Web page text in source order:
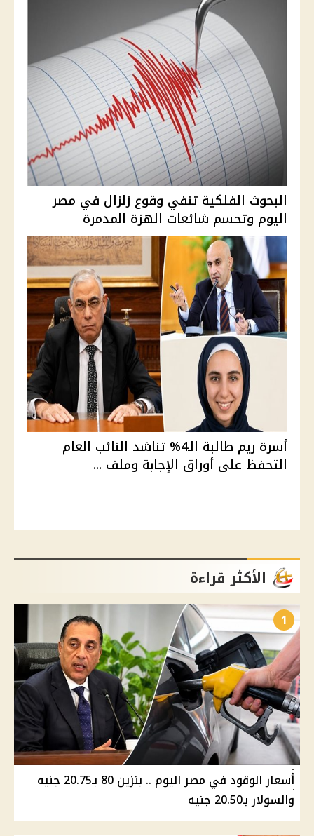
البحوث الفلكية تنفي وقوع زلزال في مصر
اليوم وتحسم شائعات الهزة المدمرة
أسرة ريم طالبة الـ4% تناشد النائب العام
التحفظ على أوراق الإجابة وملف ...
الأكثر قراءة
1
أسعار الوقود في مصر اليوم .. بنزين 80 بـ20.75 جنيه
والسولار بـ20.50 جنيه